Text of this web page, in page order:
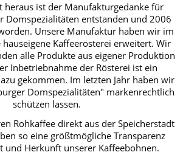
heraus ist der Manufakturgedanke für
Domspezialitäten entstanden und 2006
Unsere Manufaktur haben wir im
hauseigene Kaffeerösterei erweitert. Wir
alle Produkte aus eigener Produktion
Inbetriebnahme der Rösterei ist ein
gekommen. Im letzten Jahr haben wir
Domspezialitäten" markenrechtlich
schützen lassen.
Rohkaffee direkt aus der Speicherstadt
so eine größtmögliche Transparenz
und Herkunft unserer Kaffeebohnen.